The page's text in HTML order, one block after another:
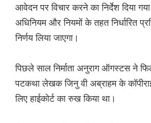
आवेदन पर विचार करने का निर्देश दिया
अधिनियम और नियमों के तहत निर्धारित
निर्णय लिया जाएगा।
पिछले साल निर्माता अनुराग ऑगस्टस ने
पटकथा लेखक जिनु वी अब्राहम के
लिए हाईकोर्ट का रुख किया था।